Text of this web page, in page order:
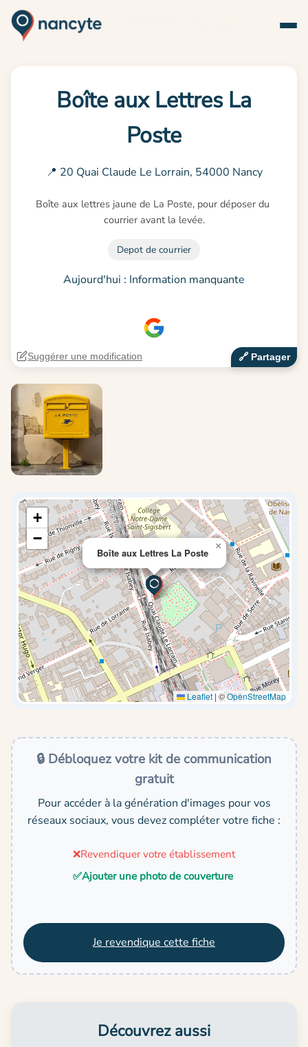
Boîte aux Lettres La
Poste
📍 20 Quai Claude Le Lorrain, 54000 Nancy
Boîte aux lettres jaune de La Poste, pour déposer du
courrier avant la levée.
Depot de courrier
Aujourd'hui : Information manquante
🔗‍️ Partager
Suggérer une modification
Boîte aux Lettres La Poste
×
+
−
Leaflet | ©OpenStreetMap
🔒 Débloquez votre kit de communication
gratuit
Pour accéder à la génération d'images pour vos
réseaux sociaux, vous devez compléter votre fiche :
❌Revendiquer votre établissement
✅Ajouter une photo de couverture
Je revendique cette fiche
Découvrez aussi